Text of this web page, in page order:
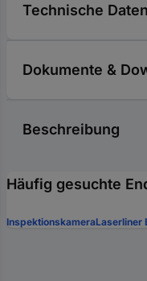
Technische Daten
Dokumente &
Beschreibung
Häufig gesuchte
InspektionskameraLaserliner